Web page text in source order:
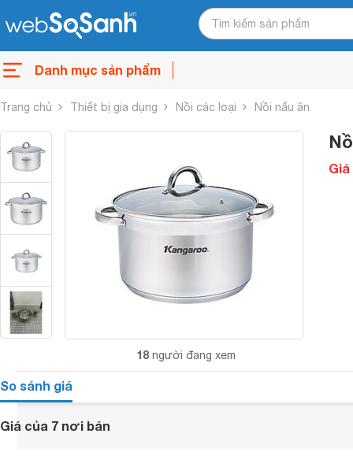
Danh mục sản phẩm
Trang chủ Thiết bị gia dụng Nồi các loại Nồi nấu ăn
18 người đang xem
So sánh giá
Giá của 7 nơi bán